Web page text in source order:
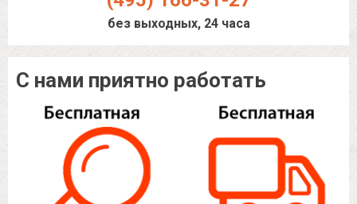
без выходных, 24 часа
С нами приятно работать